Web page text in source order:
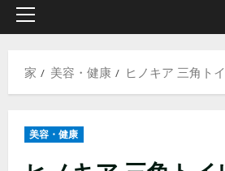
ッ
ま
プ
マ
ニ
家 美容・健康 ヒノキア 三角ト
美容・健康